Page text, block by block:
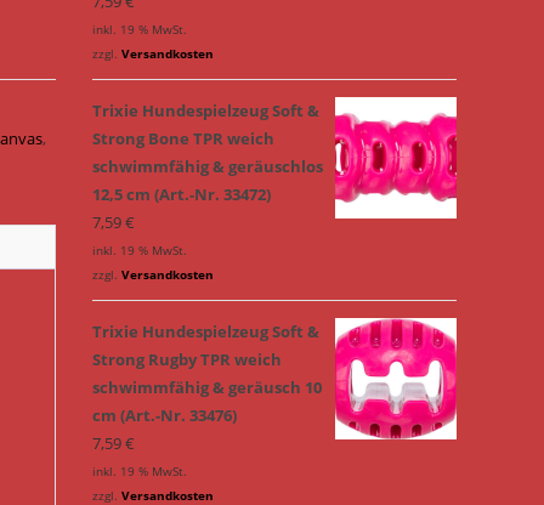
,
inkl. 19 % MwSt.
zzgl. Versandkosten
Trixie Hundespielzeug Soft &
Strong Bone TPR weich
schwimmfähig & geräuschlos
12,5 cm (Art.-Nr. 33472)
7,59€
inkl. 19 % MwSt.
zzgl. Versandkosten
Trixie Hundespielzeug Soft &
Strong Rugby TPR weich
schwimmfähig & geräusch 10
cm (Art.-Nr. 33476)
7,59€
inkl. 19 % MwSt.
zzgl. Versandkosten